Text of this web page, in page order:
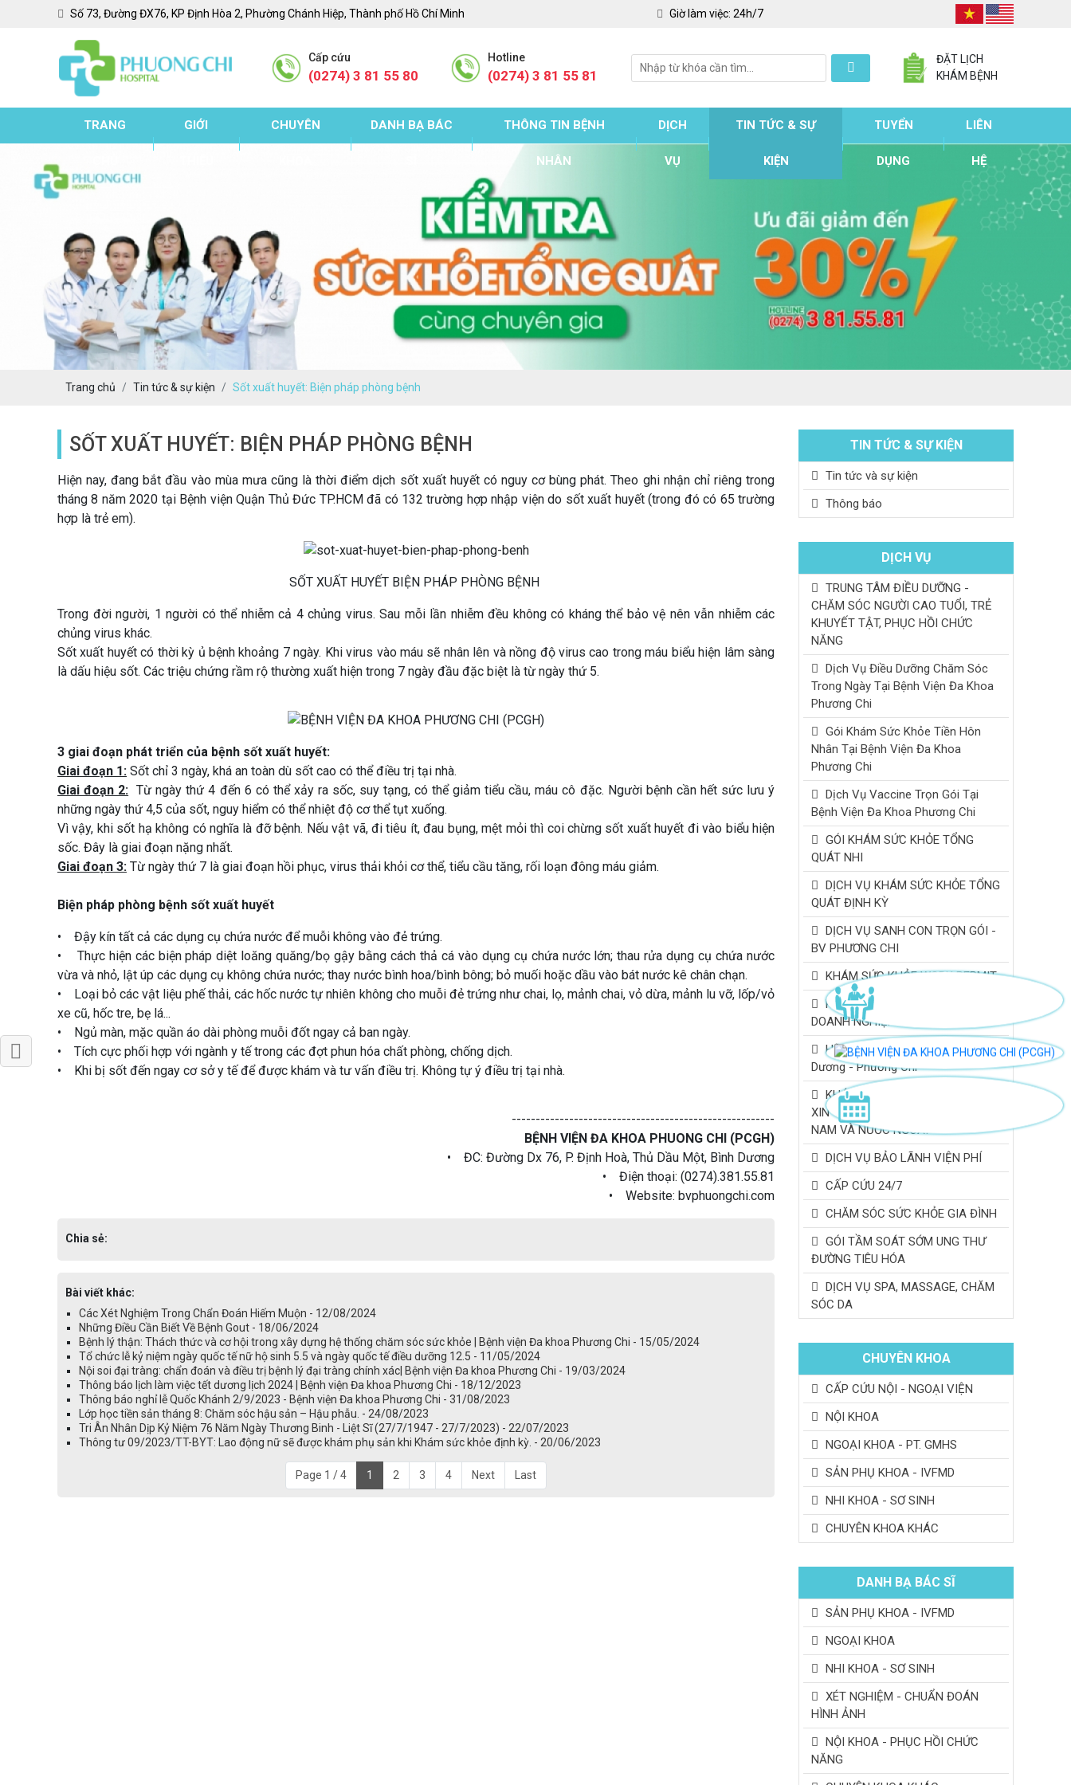
Số 73, Đường ĐX76, KP Định Hòa 2, Phường Chánh Hiệp, Thành phố Hồ Chí Minh Giờ làm việc: 24h/7
Cấp cứu
(0274) 3 81 55 80
Hotline
(0274) 3 81 55 81
ĐẶT LỊCH
KHÁM BỆNH
TRANG GIỚI CHUYÊN DANH BẠ BÁC THÔNG TIN BỆNH
NHÂN
DỊCH
VỤ
TIN TỨC & SỰ
KIỆN
TUYỂN
DỤNG
LIÊN
HỆ
Trang chủ Tin tức & sự kiện Sốt xuất huyết: Biện pháp phòng bệnh
SỐT XUẤT HUYẾT: BIỆN PHÁP PHÒNG BỆNH
Hiện nay, đang bắt đầu vào mùa mưa cũng là thời điểm dịch sốt xuất huyết có nguy cơ bùng phát. Theo ghi nhận chỉ riêng trong
tháng 8 năm 2020 tại Bệnh viện Quận Thủ Đức TP.HCM đã có 132 trường hợp nhập viện do sốt xuất huyết (trong đó có 65 trường
hợp là trẻ em).
SỐT XUẤT HUYẾT BIỆN PHÁP PHÒNG BỆNH
Trong đời người, 1 người có thể nhiễm cả 4 chủng virus. Sau mỗi lần nhiễm đều không có kháng thể bảo vệ nên vẫn nhiễm các
chủng virus khác.
Sốt xuất huyết có thời kỳ ủ bệnh khoảng 7 ngày. Khi virus vào máu sẽ nhân lên và nồng độ virus cao trong máu biểu hiện lâm sàng
là dấu hiệu sốt. Các triệu chứng rầm rộ thường xuất hiện trong 7 ngày đầu đặc biệt là từ ngày thứ 5.
3 giai đoạn phát triển của bệnh sốt xuất huyết:
Giai đoạn 1: Sốt chỉ 3 ngày, khá an toàn dù sốt cao có thể điều trị tại nhà.
Giai đoạn 2: Từ ngày thứ 4 đến 6 có thể xảy ra sốc, suy tạng, có thể giảm tiểu cầu, máu cô đặc. Người bệnh cần hết sức lưu ý
những ngày thứ 4,5 của sốt, nguy hiểm có thể nhiệt độ cơ thể tụt xuống.
Vì vậy, khi sốt hạ không có nghĩa là đỡ bệnh. Nếu vật vã, đi tiêu ít, đau bụng, mệt mỏi thì coi chừng sốt xuất huyết đi vào biểu hiện
sốc. Đây là giai đoạn nặng nhất.
Giai đoạn 3: Từ ngày thứ 7 là giai đoạn hồi phục, virus thải khỏi cơ thể, tiểu cầu tăng, rối loạn đông máu giảm.
Biện pháp phòng bệnh sốt xuất huyết
• Đậy kín tất cả các dụng cụ chứa nước để muỗi không vào đẻ trứng.
• Thực hiện các biện pháp diệt loăng quăng/bọ gậy bằng cách thả cá vào dụng cụ chứa nước lớn; thau rửa dụng cụ chứa nước
vừa và nhỏ, lật úp các dụng cụ không chứa nước; thay nước bình hoa/bình bông; bỏ muối hoặc dầu vào bát nước kê chân chạn.
• Loại bỏ các vật liệu phế thải, các hốc nước tự nhiên không cho muỗi đẻ trứng như chai, lọ, mảnh chai, vỏ dừa, mảnh lu vỡ, lốp/vỏ
xe cũ, hốc tre, bẹ lá...
• Ngủ màn, mặc quần áo dài phòng muỗi đốt ngay cả ban ngày.
• Tích cực phối hợp với ngành y tế trong các đợt phun hóa chất phòng, chống dịch.
• Khi bị sốt đến ngay cơ sở y tế để được khám và tư vấn điều trị. Không tự ý điều trị tại nhà.
-------------------------------------------------------
BỆNH VIỆN ĐA KHOA PHUONG CHI (PCGH)
• ĐC: Đường Dx 76, P. Định Hoà, Thủ Dầu Một, Bình Dương
• Điện thoại: (0274).381.55.81
• Website: bvphuongchi.com
Chia sẻ:
Bài viết khác:
Các Xét Nghiệm Trong Chẩn Đoán Hiếm Muộn - 12/08/2024
Những Điều Cần Biết Về Bệnh Gout - 18/06/2024
Bệnh lý thận: Thách thức và cơ hội trong xây dựng hệ thống chăm sóc sức khỏe | Bệnh viện Đa khoa Phương Chi - 15/05/2024
Tổ chức lễ kỷ niệm ngày quốc tế nữ hộ sinh 5.5 và ngày quốc tế điều dưỡng 12.5 - 11/05/2024
Nội soi đại tràng: chẩn đoán và điều trị bệnh lý đại tràng chính xác| Bệnh viện Đa khoa Phương Chi - 19/03/2024
Thông báo lịch làm việc tết dương lịch 2024 | Bệnh viện Đa khoa Phương Chi - 18/12/2023
Thông báo nghỉ lễ Quốc Khánh 2/9/2023 - Bệnh viện Đa khoa Phương Chi - 31/08/2023
Lớp học tiền sản tháng 8: Chăm sóc hậu sản – Hậu phẫu. - 24/08/2023
Tri Ân Nhân Dịp Kỷ Niệm 76 Năm Ngày Thương Binh - Liệt Sĩ (27/7/1947 - 27/7/2023) - 22/07/2023
Thông tư 09/2023/TT-BYT: Lao động nữ sẽ được khám phụ sản khi Khám sức khỏe định kỳ. - 20/06/2023
Page 1 / 4 1 2 3 4 Next Last
TIN TỨC & SỰ KIỆN
Tin tức và sự kiện
Thông báo
DỊCH VỤ
TRUNG TÂM ĐIỀU DƯỠNG -
CHĂM SÓC NGƯỜI CAO TUỔI, TRẺ
KHUYẾT TẬT, PHỤC HỒI CHỨC
NĂNG
Dịch Vụ Điều Dưỡng Chăm Sóc
Trong Ngày Tại Bệnh Viện Đa Khoa
Phương Chi
Gói Khám Sức Khỏe Tiền Hôn
Nhân Tại Bệnh Viện Đa Khoa
Phương Chi
Dịch Vụ Vaccine Trọn Gói Tại
Bệnh Viện Đa Khoa Phương Chi
GÓI KHÁM SỨC KHỎE TỔNG
QUÁT NHI
DỊCH VỤ KHÁM SỨC KHỎE TỔNG
QUÁT ĐỊNH KỲ
DỊCH VỤ SANH CON TRỌN GÓI -
BV PHƯƠNG CHI
KHÁM SỨC KHỎE WORK PERMIT
KHÁM SỨC KHỎE ĐỊNH KỲ
DOANH NGHIỆP
Hỗ trợ sinh sản IVFMD Bình
Dương - Phương Chi
KHÁM SỨC KHỎE CHO: DU HỌC,
XIN VIỆC LÀM CHO NGƯỜI VIỆT
NAM VÀ NƯỚC NGOÀI
DỊCH VỤ BẢO LÃNH VIỆN PHÍ
CẤP CỨU 24/7
CHĂM SÓC SỨC KHỎE GIA ĐÌNH
GÓI TẦM SOÁT SỚM UNG THƯ
ĐƯỜNG TIÊU HÓA
DỊCH VỤ SPA, MASSAGE, CHĂM
SÓC DA
CHUYÊN KHOA
CẤP CỨU NỘI - NGOẠI VIỆN
NỘI KHOA
NGOẠI KHOA - PT. GMHS
SẢN PHỤ KHOA - IVFMD
NHI KHOA - SƠ SINH
CHUYÊN KHOA KHÁC
DANH BẠ BÁC SĨ
SẢN PHỤ KHOA - IVFMD
NGOẠI KHOA
NHI KHOA - SƠ SINH
XÉT NGHIỆM - CHUẨN ĐOÁN
HÌNH ẢNH
NỘI KHOA - PHỤC HỒI CHỨC
NĂNG